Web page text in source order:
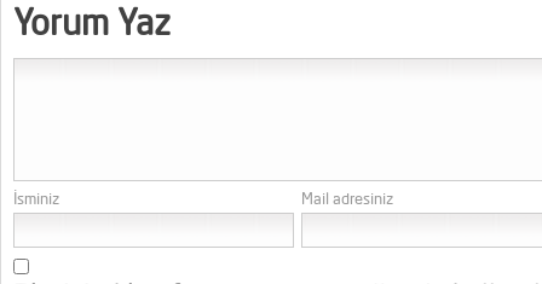
Yorum Yaz
İsminiz Mail adresiniz